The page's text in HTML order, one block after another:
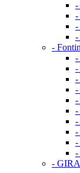
-
-
-
-
-
-
-
-
-
-
-
-
-
-
-
- GIRA